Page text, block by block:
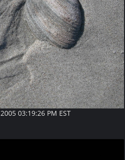
03:19:26 PM EST